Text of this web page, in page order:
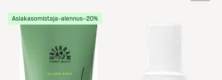
Asiakasomistaja-alennus−20%